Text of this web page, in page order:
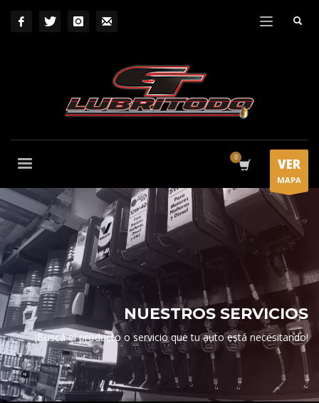
VER
MAPA
NUESTROS SERVICIOS
¡Buscá el producto o servicio que tu auto está necesitando!